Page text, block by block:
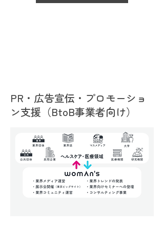
PR・広告宣伝・プロモーショ
ン支援（BtoB事業者向け）